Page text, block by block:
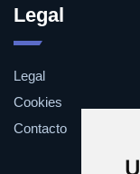
Legal
Legal
Cookies
Contacto